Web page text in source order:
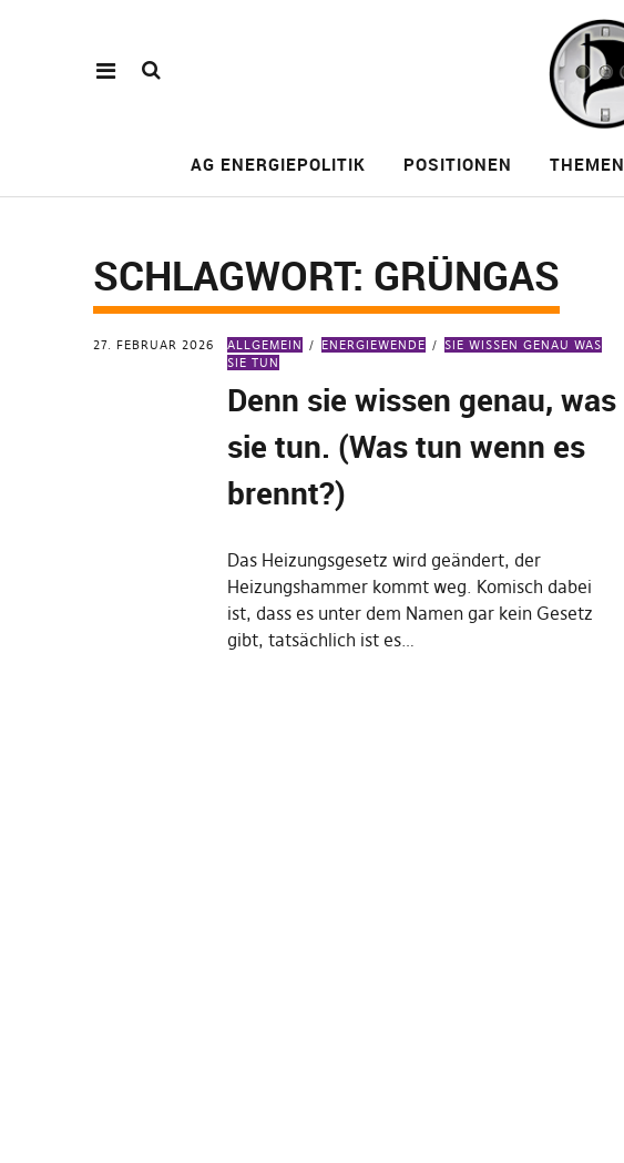
AG ENERGIEPOLITIK POSITIONEN THEMEN
SCHLAGWORT: GRÜNGAS
27. FEBRUAR 2026 ALLGEMEIN ENERGIEWENDE
SIE WISSEN GENAU WAS
SIE TUN
Denn sie wissen genau, was
sie tun. (Was tun wenn es
brennt?)
Das Heizungsgesetz wird geändert, der
Heizungshammer kommt weg. Komisch dabei
ist, dass es unter dem Namen gar kein Gesetz
gibt, tatsächlich ist es…